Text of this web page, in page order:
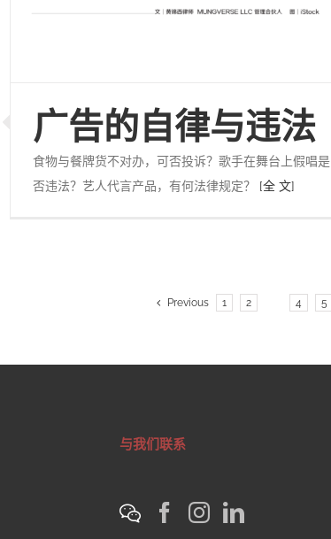
广告的自律与违法
食物与餐牌货不对办，可否投诉？歌手在舞台上假唱是
否违法？艺人代言产品，有何法律规定？ [全 文]
Previous 1 2 4 5
与我们联系